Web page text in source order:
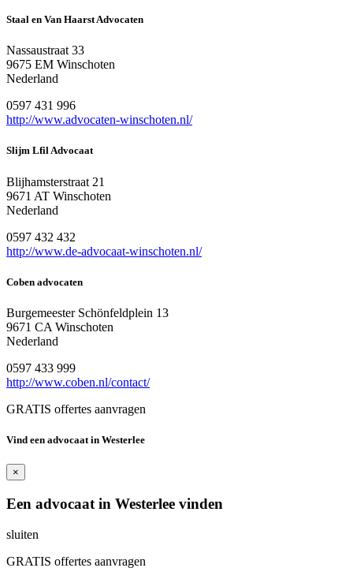
Staal en Van Haarst Advocaten
Nassaustraat 33
9675 EM Winschoten
Nederland
0597 431 996
http://www.advocaten-winschoten.nl/
Slijm Lfil Advocaat
Blijhamsterstraat 21
9671 AT Winschoten
Nederland
0597 432 432
http://www.de-advocaat-winschoten.nl/
Coben advocaten
Burgemeester Schönfeldplein 13
9671 CA Winschoten
Nederland
0597 433 999
http://www.coben.nl/contact/
GRATIS offertes aanvragen
Vind een advocaat in Westerlee
×
Een advocaat in Westerlee vinden
sluiten
GRATIS offertes aanvragen